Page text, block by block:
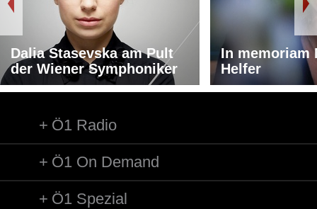
Dalia Stasevska am Pult
der Wiener Symphoniker
In memoriam
Helfer
Ö1 Radio
Ö1 On Demand
Ö1 Spezial